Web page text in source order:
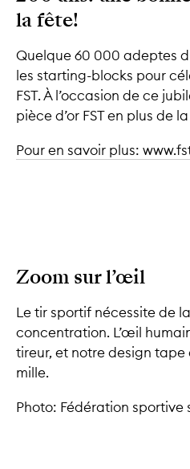
la fête!
Quelque 60 000 adeptes
les starting-blocks pour
FST. À l’occasion de ce
pièce d’or FST en plus de
Pour en savoir plus:
Zoom sur l’œil
Le tir sportif nécessite de
concentration. L’œil
tireur, et notre design
mille.
Photo: Fédération sportive